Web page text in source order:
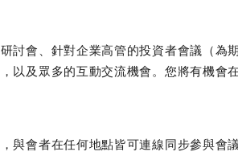
討會、針對企業高管的投資者會議（為
以及眾多的互動交流機會。您將有機會
與會者在任何地點皆可連線同步參與會